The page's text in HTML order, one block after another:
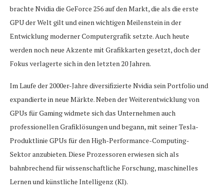
brachte Nvidia die GeForce 256 auf den Markt, die als die erste
GPU der Welt gilt und einen wichtigen Meilenstein in der
Entwicklung moderner Computergrafik setzte. Auch heute
werden noch neue Akzente mit Grafikkarten gesetzt, doch der
Fokus verlagerte sich in den letzten 20 Jahren.
Im Laufe der 2000er-Jahre diversifizierte Nvidia sein Portfolio und
expandierte in neue Märkte. Neben der Weiterentwicklung von
GPUs für Gaming widmete sich das Unternehmen auch
professionellen Grafiklösungen und begann, mit seiner Tesla-
Produktlinie GPUs für den High-Performance-Computing-
Sektor anzubieten. Diese Prozessoren erwiesen sich als
bahnbrechend für wissenschaftliche Forschung, maschinelles
Lernen und künstliche Intelligenz (KI).